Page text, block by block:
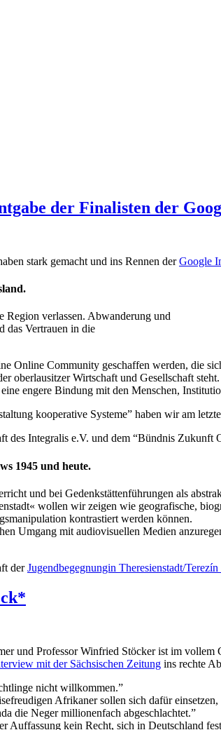
der Finalisten der
stark gemacht und ins Rennen derGoogle
Region verlassen. Abwanderung und
das Vertrauen in die
Online Community geschaffen werden, die
oberlausitzer Wirtschaft und Gesellschaft
engere Bindung mit den Menschen,
kooperative Systeme” haben wir am
des Integralis e.V. und dem “Bündnis Zukunft
1945 und heute.
und bei Gedenkstättenführungen als
wollen wir zeigen wie geografische,
kontrastiert werden können.
Umgang mit audiovisuellen Medien
derJugendbegegnungin Theresienstadt/Terezín
und Professor Winfried Stöcker ist im
mit der Sächsischen Zeitung ins rechte
nicht willkommen.”
Afrikaner sollen sich dafür
die Neger millionenfach abgeschlachtet.”
Auffassung kein Recht, sich in Deutschland